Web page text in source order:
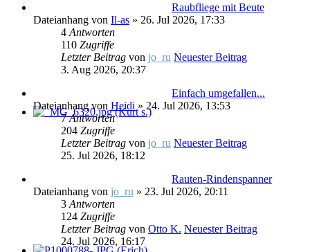
Raubfliege mit Beute
Dateianhang von Il-as » 26. Jul 2026, 17:33
4 Antworten
110 Zugriffe
Letzter Beitrag von jo_ru Neuester Beitrag
3. Aug 2026, 20:37
Einfach umgefallen...
Dateianhang von Heidi » 24. Jul 2026, 13:53
7Antworten
204 Zugriffe
Letzter Beitrag von jo_ru Neuester Beitrag
25. Jul 2026, 18:12
Rauten-Rindenspanner
Dateianhang von jo_ru » 23. Jul 2026, 20:11
3 Antworten
124 Zugriffe
Letzter Beitrag von Otto K. Neuester Beitrag
24. Jul 2026, 16:17